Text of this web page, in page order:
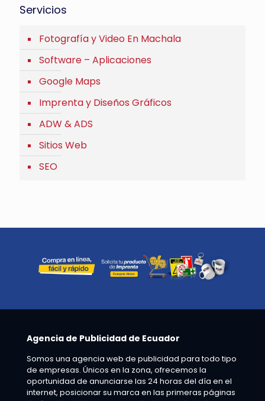
Servicios
Fotografía y Video En Machala
Software – Aplicaciones
Google Maps
Imprenta y Diseños Gráficos
ADW & ADS
Sitios Web
SEO
Agencia de Publicidad de Ecuador
Somos una agencia web de publicidad para todo tipo
de empresas. Únicos en la zona, ofrecemos la
oportunidad de anunciarse las 24 horas del día en el
internet, posicionar su marca en las primeras páginas